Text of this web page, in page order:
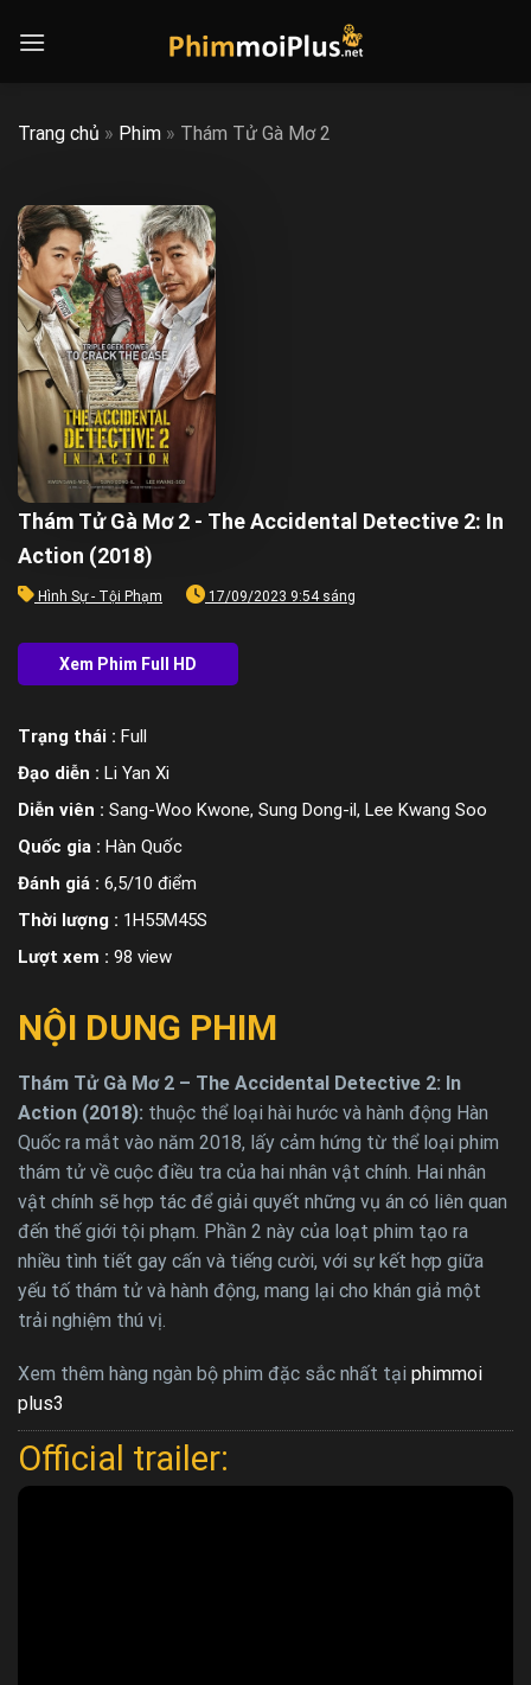
Trang chủ » Phim » Thám Tử Gà Mơ 2
Thám Tử Gà Mơ 2 - The Accidental Detective 2: In
Action (2018)
Hình Sự - Tội Phạm 17/09/2023 9:54 sáng
Trạng thái : Full
Đạo diễn : Li Yan Xi
Diễn viên : Sang-Woo Kwone, Sung Dong-il, Lee Kwang Soo
Quốc gia : Hàn Quốc
Đánh giá : 6,5/10 điểm
Thời lượng : 1H55M45S
Lượt xem : 98 view
NỘI DUNG PHIM
Thám Tử Gà Mơ 2 – The Accidental Detective 2: In
Action (2018): thuộc thể loại hài hước và hành động Hàn
Quốc ra mắt vào năm 2018, lấy cảm hứng từ thể loại phim
thám tử về cuộc điều tra của hai nhân vật chính. Hai nhân
vật chính sẽ hợp tác để giải quyết những vụ án có liên quan
đến thế giới tội phạm. Phần 2 này của loạt phim tạo ra
nhiều tình tiết gay cấn và tiếng cười, với sự kết hợp giữa
yếu tố thám tử và hành động, mang lại cho khán giả một
trải nghiệm thú vị.
Xem thêm hàng ngàn bộ phim đặc sắc nhất tại phimmoi
plus3
Official trailer: